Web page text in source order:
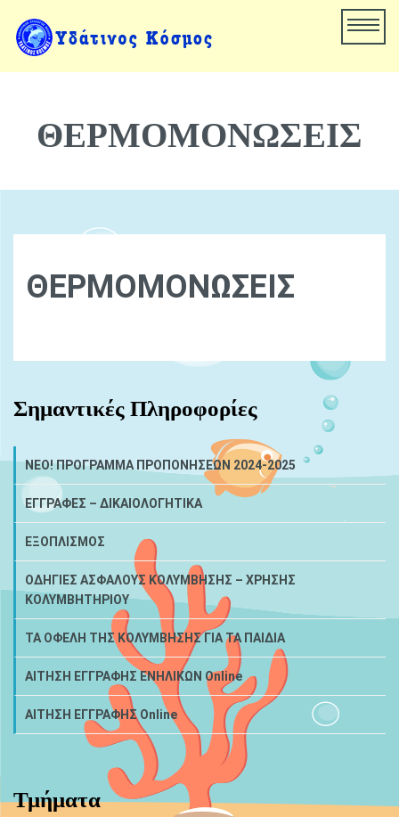
ΘΕΡΜΟΜΟΝΩΣΕΙΣ
ΘΕΡΜΟΜΟΝΩΣΕΙΣ
Σημαντικές Πληροφορίες
NEO! ΠΡΟΓΡΑΜΜΑ ΠΡΟΠΟΝΗΣΕΩΝ 2024-2025
ΕΓΓΡΑΦΕΣ – ΔΙΚΑΙΟΛΟΓΗΤΙΚΑ
ΕΞΟΠΛΙΣΜΟΣ
ΟΔΗΓΙΕΣ ΑΣΦΑΛΟΥΣ ΚΟΛΥΜΒΗΣΗΣ – ΧΡΗΣΗΣ
ΚΟΛΥΜΒΗΤΗΡΙΟΥ
ΤΑ ΟΦΕΛΗ ΤΗΣ ΚΟΛΥΜΒΗΣΗΣ ΓΙΑ ΤΑ ΠΑΙΔΙΑ
ΑΙΤΗΣΗ ΕΓΓΡΑΦΗΣ ΕΝΗΛΙΚΩΝ Online
ΑΙΤΗΣΗ ΕΓΓΡΑΦΗΣ Online
Τμήματα